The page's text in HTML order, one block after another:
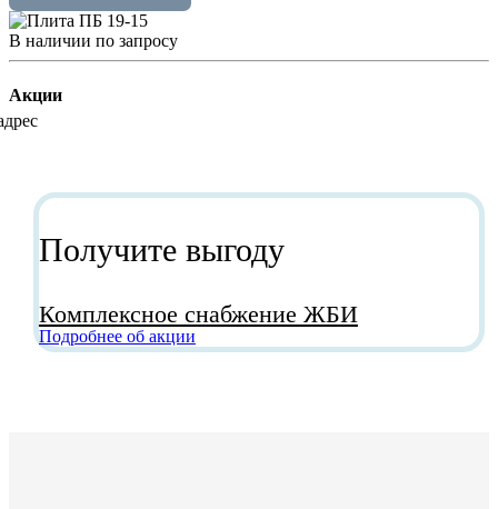
В наличии по запросу
Акции
Получите выгоду
Комплексное снабжение ЖБИ
Подробнее об акции